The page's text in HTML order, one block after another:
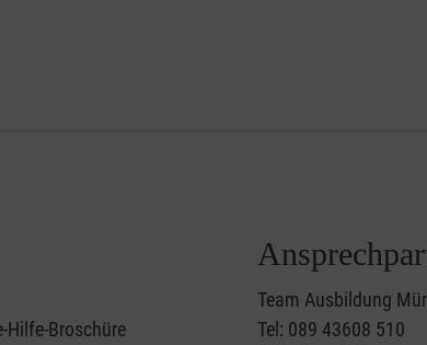
Hilfe-Broschüre
Team Ausbildung
Tel: 089 43608 510